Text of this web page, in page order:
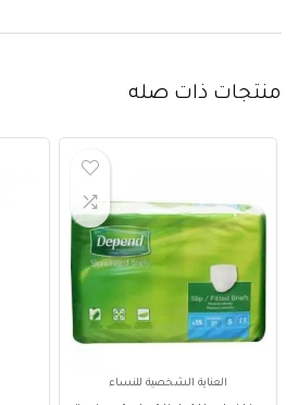
منتجات ذات صله
العناية الشخصية للنساء